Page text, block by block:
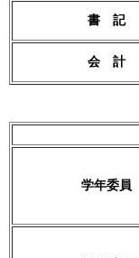
書 記
会 計
学年委員